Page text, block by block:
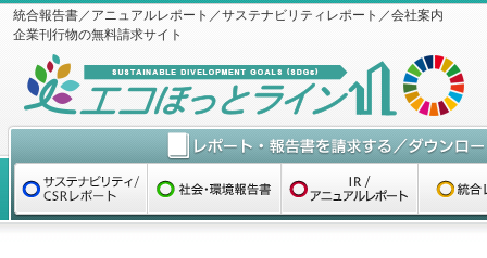
統合報告書／アニュアルレポート／サステナビリティレポート／会社案内
企業刊行物の無料請求サイト